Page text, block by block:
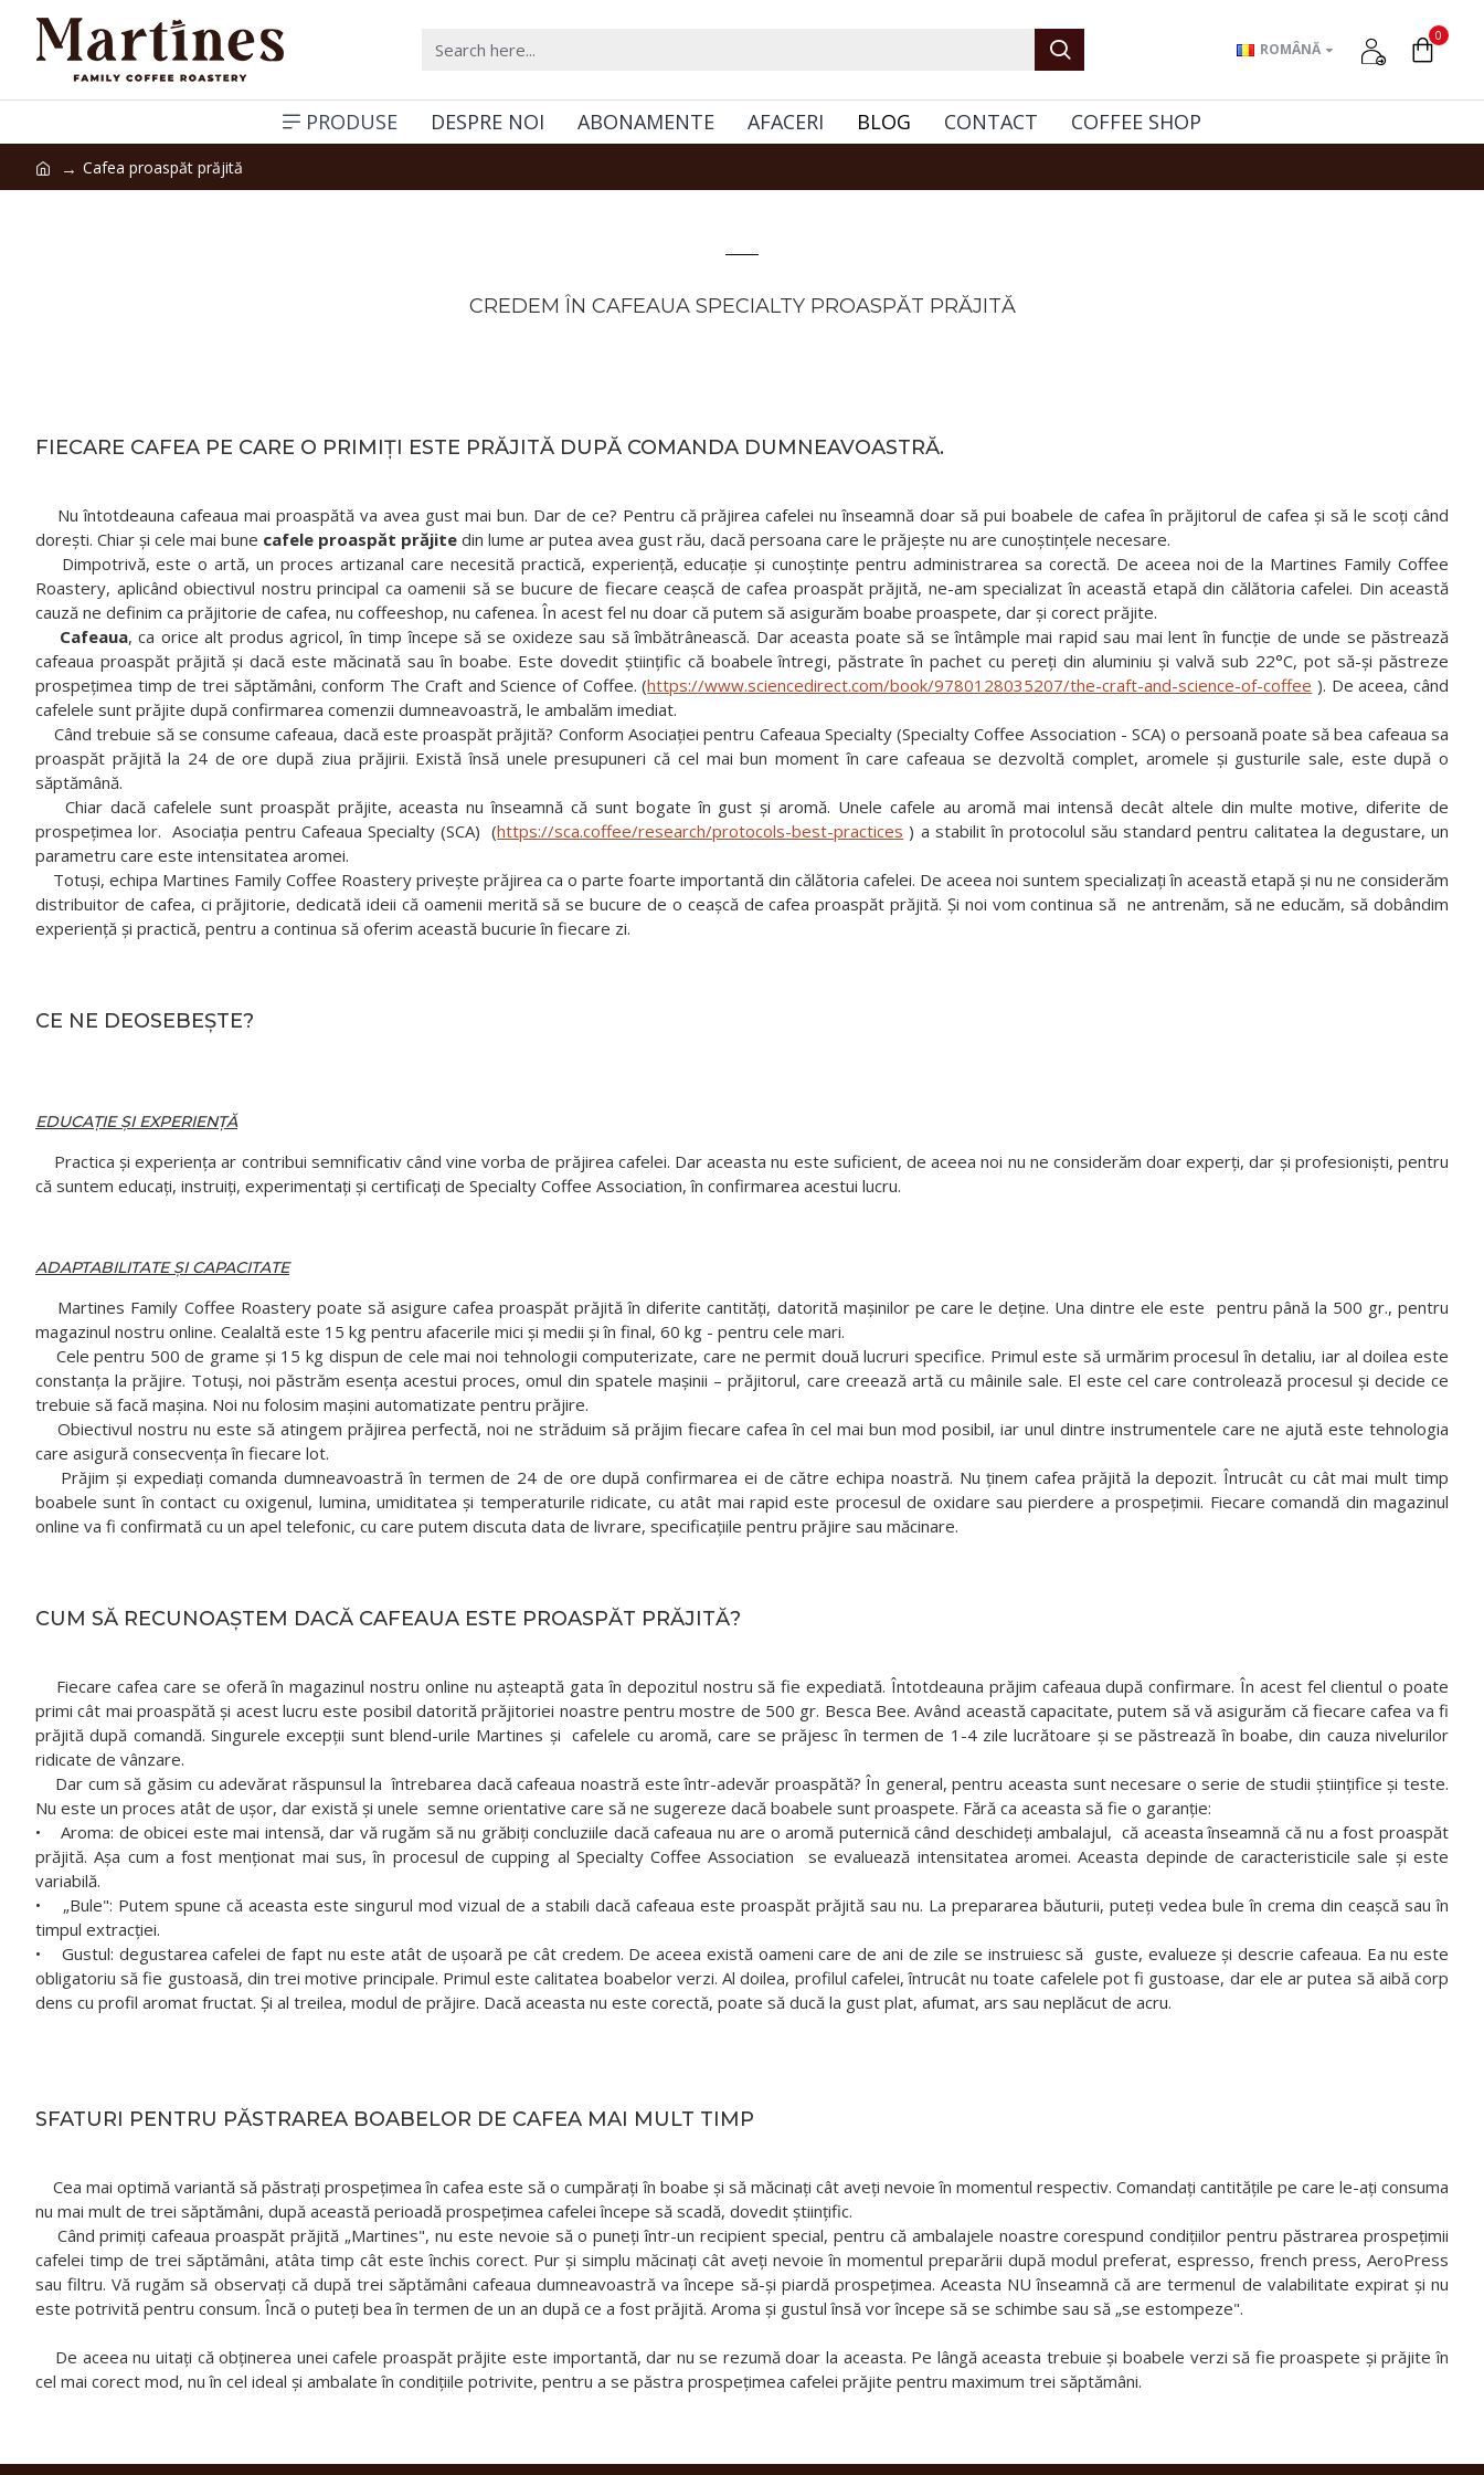
ROMÂNĂ
0
PRODUSE DESPRE NOI ABONAMENTE AFACERI BLOG CONTACT COFFEE SHOP
Cafea proaspăt prăjită
CREDEM ÎN CAFEAUA SPECIALTY PROASPĂT PRĂJITĂ
FIECARE CAFEA PE CARE O PRIMIȚI ESTE PRĂJITĂ DUPĂ COMANDA DUMNEAVOASTRĂ.
Nu întotdeauna cafeaua mai proaspătă va avea gust mai bun. Dar de ce? Pentru că prăjirea cafelei nu înseamnă doar să pui boabele de cafea în prăjitorul de cafea și să le scoți când
dorești. Chiar și cele mai bune cafele proaspăt prăjite din lume ar putea avea gust rău, dacă persoana care le prăjește nu are cunoștințele necesare.
Dimpotrivă, este o artă, un proces artizanal care necesită practică, experiență, educație și cunoștințe pentru administrarea sa corectă. De aceea noi de la Martines Family Coffee
Roastery, aplicând obiectivul nostru principal ca oamenii să se bucure de fiecare ceașcă de cafea proaspăt prăjită, ne-am specializat în această etapă din călătoria cafelei. Din această
cauză ne definim ca prăjitorie de cafea, nu coffeeshop, nu cafenea. În acest fel nu doar că putem să asigurăm boabe proaspete, dar și corect prăjite.
Cafeaua, ca orice alt produs agricol, în timp începe să se oxideze sau să îmbătrânească. Dar aceasta poate să se întâmple mai rapid sau mai lent în funcție de unde se păstrează
cafeaua proaspăt prăjită și dacă este măcinată sau în boabe. Este dovedit științific că boabele întregi, păstrate în pachet cu pereți din aluminiu și valvă sub 22°C, pot să-și păstreze
prospețimea timp de trei săptămâni, conform The Craft and Science of Coffee. (https://www.sciencedirect.com/book/9780128035207/the-craft-and-science-of-coffee ). De aceea, când
cafelele sunt prăjite după confirmarea comenzii dumneavoastră, le ambalăm imediat.
Când trebuie să se consume cafeaua, dacă este proaspăt prăjită? Conform Asociației pentru Cafeaua Specialty (Specialty Coffee Association - SCA) o persoană poate să bea cafeaua sa
proaspăt prăjită la 24 de ore după ziua prăjirii. Există însă unele presupuneri că cel mai bun moment în care cafeaua se dezvoltă complet, aromele și gusturile sale, este după o
săptămână.
Chiar dacă cafelele sunt proaspăt prăjite, aceasta nu înseamnă că sunt bogate în gust și aromă. Unele cafele au aromă mai intensă decât altele din multe motive, diferite de
prospețimea lor. Asociația pentru Cafeaua Specialty (SCA) (https://sca.coffee/research/protocols-best-practices ) a stabilit în protocolul său standard pentru calitatea la degustare, un
parametru care este intensitatea aromei.
Totuși, echipa Martines Family Coffee Roastery privește prăjirea ca o parte foarte importantă din călătoria cafelei. De aceea noi suntem specializați în această etapă și nu ne considerăm
distribuitor de cafea, ci prăjitorie, dedicată ideii că oamenii merită să se bucure de o ceașcă de cafea proaspăt prăjită. Și noi vom continua să ne antrenăm, să ne educăm, să dobândim
experiență și practică, pentru a continua să oferim această bucurie în fiecare zi.
CE NE DEOSEBEȘTE?
EDUCAȚIE ȘI EXPERIENȚĂ
Practica și experiența ar contribui semnificativ când vine vorba de prăjirea cafelei. Dar aceasta nu este suficient, de aceea noi nu ne considerăm doar experți, dar și profesioniști, pentru
că suntem educați, instruiți, experimentați și certificați de Specialty Coffee Association, în confirmarea acestui lucru.
ADAPTABILITATE ȘI CAPACITATE
Martines Family Coffee Roastery poate să asigure cafea proaspăt prăjită în diferite cantități, datorită mașinilor pe care le deține. Una dintre ele este pentru până la 500 gr., pentru
magazinul nostru online. Cealaltă este 15 kg pentru afacerile mici și medii și în final, 60 kg - pentru cele mari.
Cele pentru 500 de grame și 15 kg dispun de cele mai noi tehnologii computerizate, care ne permit două lucruri specifice. Primul este să urmărim procesul în detaliu, iar al doilea este
constanța la prăjire. Totuși, noi păstrăm esența acestui proces, omul din spatele mașinii – prăjitorul, care creează artă cu mâinile sale. El este cel care controlează procesul și decide ce
trebuie să facă mașina. Noi nu folosim mașini automatizate pentru prăjire.
Obiectivul nostru nu este să atingem prăjirea perfectă, noi ne străduim să prăjim fiecare cafea în cel mai bun mod posibil, iar unul dintre instrumentele care ne ajută este tehnologia
care asigură consecvența în fiecare lot.
Prăjim și expediați comanda dumneavoastră în termen de 24 de ore după confirmarea ei de către echipa noastră. Nu ținem cafea prăjită la depozit. Întrucât cu cât mai mult timp
boabele sunt în contact cu oxigenul, lumina, umiditatea și temperaturile ridicate, cu atât mai rapid este procesul de oxidare sau pierdere a prospețimii. Fiecare comandă din magazinul
online va fi confirmată cu un apel telefonic, cu care putem discuta data de livrare, specificațiile pentru prăjire sau măcinare.
CUM SĂ RECUNOAȘTEM DACĂ CAFEAUA ESTE PROASPĂT PRĂJITĂ?
Fiecare cafea care se oferă în magazinul nostru online nu așteaptă gata în depozitul nostru să fie expediată. Întotdeauna prăjim cafeaua după confirmare. În acest fel clientul o poate
primi cât mai proaspătă și acest lucru este posibil datorită prăjitoriei noastre pentru mostre de 500 gr. Besca Bee. Având această capacitate, putem să vă asigurăm că fiecare cafea va fi
prăjită după comandă. Singurele excepții sunt blend-urile Martines și cafelele cu aromă, care se prăjesc în termen de 1-4 zile lucrătoare și se păstrează în boabe, din cauza nivelurilor
ridicate de vânzare.
Dar cum să găsim cu adevărat răspunsul la întrebarea dacă cafeaua noastră este într-adevăr proaspătă? În general, pentru aceasta sunt necesare o serie de studii științifice și teste.
Nu este un proces atât de ușor, dar există și unele semne orientative care să ne sugereze dacă boabele sunt proaspete. Fără ca aceasta să fie o garanție:
• Aroma: de obicei este mai intensă, dar vă rugăm să nu grăbiți concluziile dacă cafeaua nu are o aromă puternică când deschideți ambalajul, că aceasta înseamnă că nu a fost proaspăt
prăjită. Așa cum a fost menționat mai sus, în procesul de cupping al Specialty Coffee Association se evaluează intensitatea aromei. Aceasta depinde de caracteristicile sale și este
variabilă.
• „Bule": Putem spune că aceasta este singurul mod vizual de a stabili dacă cafeaua este proaspăt prăjită sau nu. La prepararea băuturii, puteți vedea bule în crema din ceașcă sau în
timpul extracției.
• Gustul: degustarea cafelei de fapt nu este atât de ușoară pe cât credem. De aceea există oameni care de ani de zile se instruiesc să guste, evalueze și descrie cafeaua. Ea nu este
obligatoriu să fie gustoasă, din trei motive principale. Primul este calitatea boabelor verzi. Al doilea, profilul cafelei, întrucât nu toate cafelele pot fi gustoase, dar ele ar putea să aibă corp
dens cu profil aromat fructat. Și al treilea, modul de prăjire. Dacă aceasta nu este corectă, poate să ducă la gust plat, afumat, ars sau neplăcut de acru.
SFATURI PENTRU PĂSTRAREA BOABELOR DE CAFEA MAI MULT TIMP
Cea mai optimă variantă să păstrați prospețimea în cafea este să o cumpărați în boabe și să măcinați cât aveți nevoie în momentul respectiv. Comandați cantitățile pe care le-ați consuma
nu mai mult de trei săptămâni, după această perioadă prospețimea cafelei începe să scadă, dovedit științific.
Când primiți cafeaua proaspăt prăjită „Martines", nu este nevoie să o puneți într-un recipient special, pentru că ambalajele noastre corespund condițiilor pentru păstrarea prospețimii
cafelei timp de trei săptămâni, atâta timp cât este închis corect. Pur și simplu măcinați cât aveți nevoie în momentul preparării după modul preferat, espresso, french press, AeroPress
sau filtru. Vă rugăm să observați că după trei săptămâni cafeaua dumneavoastră va începe să-și piardă prospețimea. Aceasta NU înseamnă că are termenul de valabilitate expirat și nu
este potrivită pentru consum. Încă o puteți bea în termen de un an după ce a fost prăjită. Aroma și gustul însă vor începe să se schimbe sau să „se estompeze".
De aceea nu uitați că obținerea unei cafele proaspăt prăjite este importantă, dar nu se rezumă doar la aceasta. Pe lângă aceasta trebuie și boabele verzi să fie proaspete și prăjite în
cel mai corect mod, nu în cel ideal și ambalate în condițiile potrivite, pentru a se păstra prospețimea cafelei prăjite pentru maximum trei săptămâni.